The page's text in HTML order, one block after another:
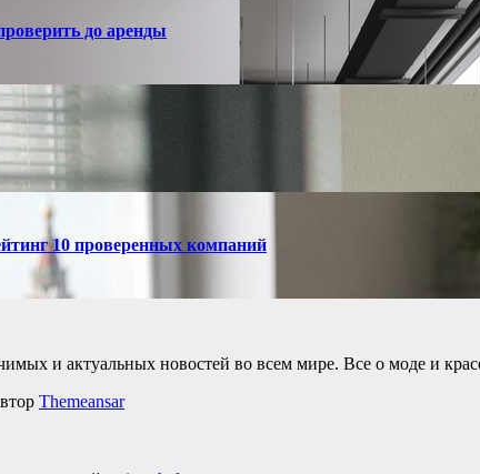
до аренды
10 проверенных компаний
и актуальных новостей во всем мире. Все о моде и
Themeansar